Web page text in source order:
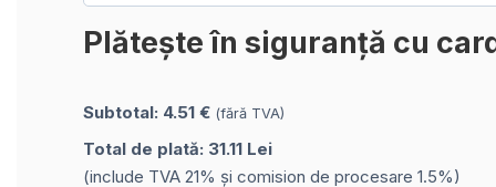
Plătește în siguranță cu
Subtotal: 4.51 € (fără TVA)
Total de plată: 31.11 Lei
(include TVA 21% și comision de procesare 1.5%)